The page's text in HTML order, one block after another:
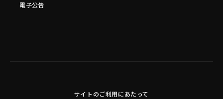
電子公告
サイトのご利用にあたって